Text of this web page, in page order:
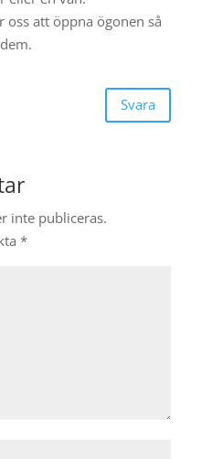
oss att öppna ögonen så
Svara
inte publiceras.
*